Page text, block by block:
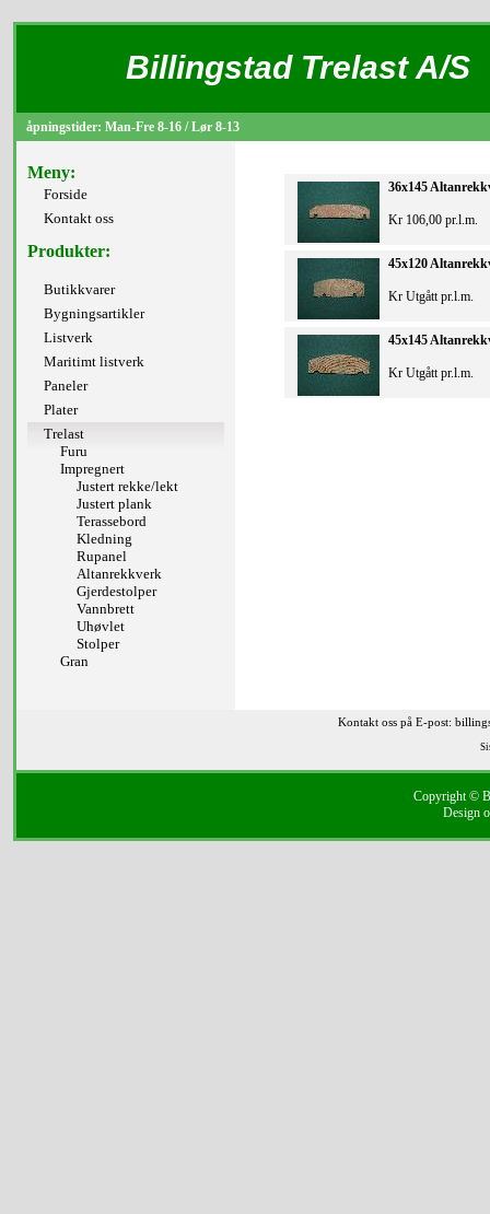
Billingstad Trelast A/S
åpningstider: Man-Fre 8-16 / Lør 8-13
Meny:
Forside
Kontakt oss
Produkter:
Butikkvarer
Bygningsartikler
Listverk
Maritimt listverk
Paneler
Plater
Trelast
Furu
Impregnert
Justert rekke/lekt
Justert plank
Terassebord
Kledning
Rupanel
Altanrekkverk
Gjerdestolper
Vannbrett
Uhøvlet
Stolper
Gran
36x145
Kr 106,00 pr.l.m.
45x120
Kr Utgått pr.l.m.
45x145
Kr Utgått pr.l.m.
Kontakt oss på E-post:
Copyright ©
Design